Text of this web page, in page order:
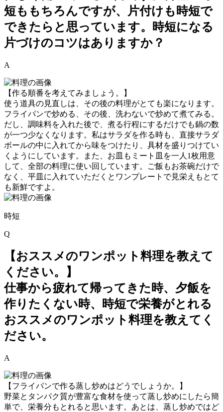
短ももちろんですが、片付けも時短で
できたらと思っています。時短になる
片づけのコツはありますか？
A
【作る順番を考えてみましょう。】
使う道具の見直しは、その後の料理がとても楽になります。
フライパンで炒める、その後、洗わないで炒めて煮てみる。
だし、調味料を入れた後で、煮る行程にするだけでも鍋の数
が一つ少なくなります。私はサラダを作る時も、直接サラダ
ボールの中に入れてから味をつけたり、具材を盛りつけてい
くようにしています。また、お皿もミート皿を一人1枚用意
して、全部の料理に使い回しています。ご飯もお茶碗だけで
なく、平皿に入れていただくとワンプレートで見栄えもとて
も新鮮ですよ。
時短
Q
【おススメのワンポット料理を教えて
ください。】
仕事から疲れて帰ってきた時、夕飯を
作りたくない時、時短で栄養がとれる
おススメのワンポット料理を教えてく
ださい。
A
【フライパンで作る蒸し炒めはどうでしょうか。】
野菜とタンパク質が豊富な食材を使って蒸し炒めにしたら簡
単で、栄養分もとれると思います。あとは、蒸し炒めではど